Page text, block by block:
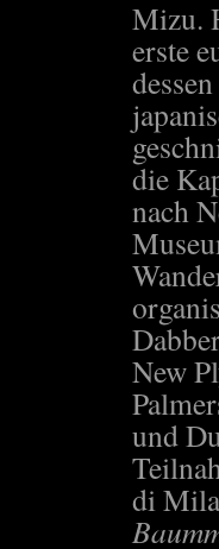
Mizu.
erste
die
nach
New
und
di